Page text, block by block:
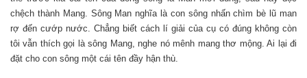
chệch thành Mang. Sông Man nghĩa là con sông nhấn chìm bè lũ man
rợ đến cướp nước. Chẳng biết cách lí giải của cụ có đúng không còn
tôi vẫn thích gọi là sông Mang, nghe nó mênh mang thơ mộng. Ai lại đi
đặt cho con sông một cái tên đầy hận thù.